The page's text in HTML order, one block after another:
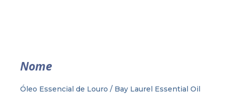
Nome
Óleo Essencial de Louro / Bay Laurel Essential Oil